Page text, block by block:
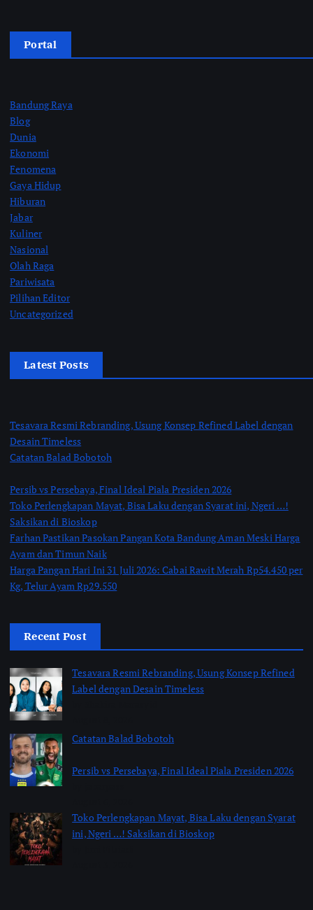
Portal
Bandung Raya
Blog
Dunia
Ekonomi
Fenomena
Gaya Hidup
Hiburan
Jabar
Kuliner
Nasional
Olah Raga
Pariwisata
Pilihan Editor
Uncategorized
Latest Posts
Tesavara Resmi Rebranding, Usung Konsep Refined Label dengan
Desain Timeless
Catatan Balad Bobotoh
Persib vs Persebaya, Final Ideal Piala Presiden 2026
Toko Perlengkapan Mayat, Bisa Laku dengan Syarat ini, Ngeri …!
Saksikan di Bioskop
Farhan Pastikan Pasokan Pangan Kota Bandung Aman Meski Harga
Ayam dan Timun Naik
Harga Pangan Hari Ini 31 Juli 2026: Cabai Rawit Merah Rp54.450 per
Kg, Telur Ayam Rp29.550
Recent Post
Tesavara Resmi Rebranding, Usung Konsep Refined
Label dengan Desain Timeless
Catatan Balad Bobotoh
Persib vs Persebaya, Final Ideal Piala Presiden 2026
Toko Perlengkapan Mayat, Bisa Laku dengan Syarat
ini, Ngeri …! Saksikan di Bioskop